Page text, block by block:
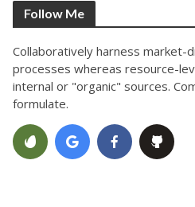
Follow Me
Collaboratively harness market-
processes whereas resource-
internal or "organic" sources.
formulate.